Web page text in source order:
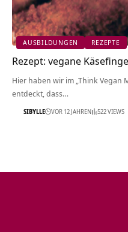
AUSBILDUNGEN REZEPTE
Rezept: vegane
Hier haben wir im „Think Vegan
entdeckt, dass…
SIBYLLE VOR 12 JAHREN 522 VIEWS